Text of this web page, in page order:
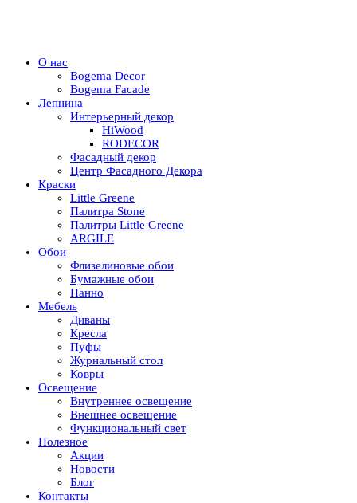
О нас
Bogema Decor
Bogema Facade
Лепнина
Интерьерный декор
HiWood
RODECOR
Фасадный декор
Центр Фасадного Декора
Краски
Little Greene
Палитра Stone
Палитры Little Greene
ARGILE
Обои
Флизелиновые обои
Бумажные обои
Панно
Мебель
Диваны
Кресла
Пуфы
Журнальный стол
Ковры
Освещение
Внутреннее освещение
Внешнее освещение
Функциональный свет
Полезное
Акции
Новости
Блог
Контакты